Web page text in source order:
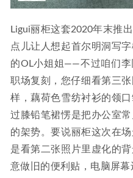
Ligui丽柜这套2020年末推
点儿让人想起首尔明洞写
的OL小姐姐——不过咱们李
职场复刻，您仔细看第三
样，藕荷色雪纺衬衫的领
过膝铅笔裙愣是把办公室
的架势。要说丽柜这次在
是看第二张照片里虚化的
意做旧的便利贴，电脑屏